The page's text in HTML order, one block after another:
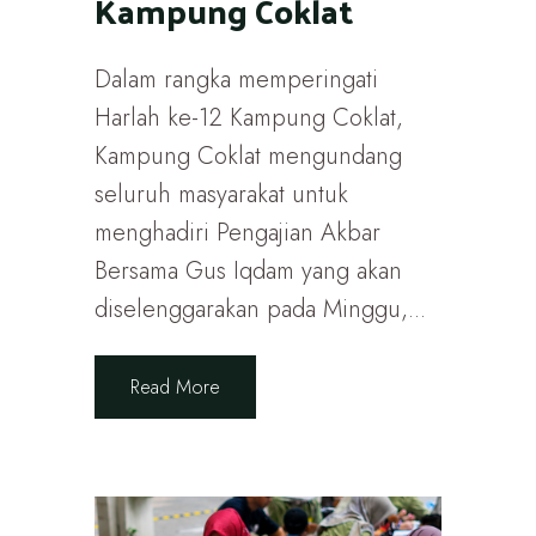
Dalam rangka memperingati
Harlah ke-12 Kampung Coklat,
Kampung Coklat mengundang
seluruh masyarakat untuk
menghadiri Pengajian Akbar
Bersama Gus Iqdam yang akan
diselenggarakan pada Minggu,...
Read More